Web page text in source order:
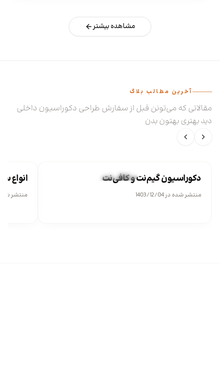
مشاهده بیشتر
آخرین مطالب بلاگ
مقالاتی که می‌تونن قبل از سفارش طراحی دکوراسیون داخلی
دید بهتری بهتون بدن
طراحی دکوراسیون داخلی فرهنگیدکوراسیون گیم‌نت و کافی‌نت
منتشر شده در 1403/12/04
انواع
منتشر شده در